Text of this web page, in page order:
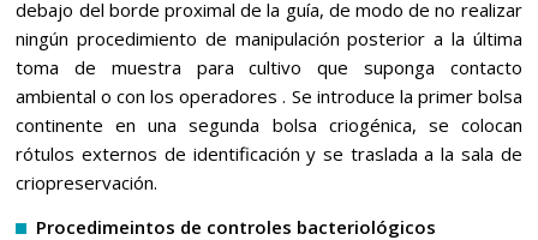
debajo del borde proximal de la guía, de modo de no realizar
ningún procedimiento de manipulación posterior a la última
toma de muestra para cultivo que suponga contacto
ambiental o con los operadores . Se introduce la primer bolsa
continente en una segunda bolsa criogénica, se colocan
rótulos externos de identificación y se traslada a la sala de
criopreservación.
Procedimeintos de controles bacteriológicos